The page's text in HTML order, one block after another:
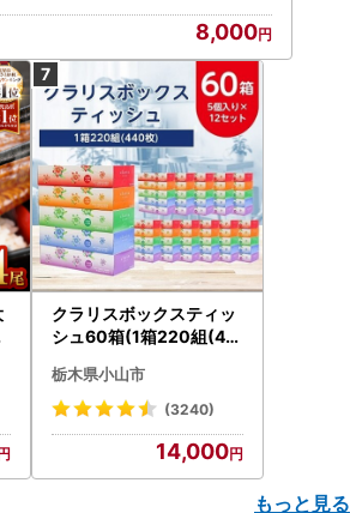
8,000
クラリスボックスティッ
シュ60箱(1箱220組(44
ト)【配送不可地域：離島
・沖縄県】【1256759】
栃木県小山市
(3240)
14,000
もっと見る